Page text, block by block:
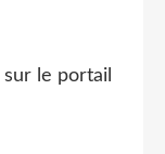
sur le portail